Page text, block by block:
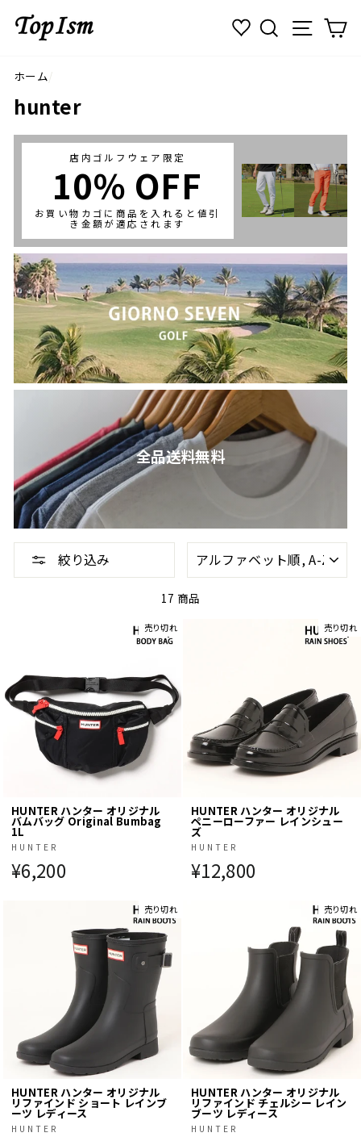
検索 ナビ
ホーム/
hunter
店内ゴルフウェア限定
10％ OFF
お買い物カゴに商品を入れると値引
き金額が適応されます
全品送料無料
絞り込み
17 商品
売り切れ
HUNTER ハンター オリジナル
バムバッグ Original Bumbag
1L
HUNTER
¥6,200
売り切れ
HUNTER ハンター オリジナル
ペニーローファー レインシュー
ズ
HUNTER
¥12,800
売り切れ
HUNTER ハンター オリジナル
リファインド ショート レインブ
ーツ レディース
HUNTER
売り切れ
HUNTER ハンター オリジナル
リファインド チェルシー レイン
ブーツ レディース
HUNTER